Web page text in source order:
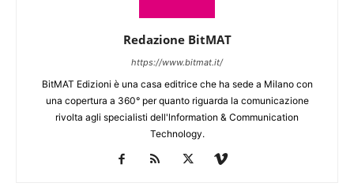
Redazione BitMAT
https://www.bitmat.it/
BitMAT Edizioni è una casa editrice che ha sede a Milano con
una copertura a 360° per quanto riguarda la comunicazione
rivolta agli specialisti dell'lnformation & Communication
Technology.